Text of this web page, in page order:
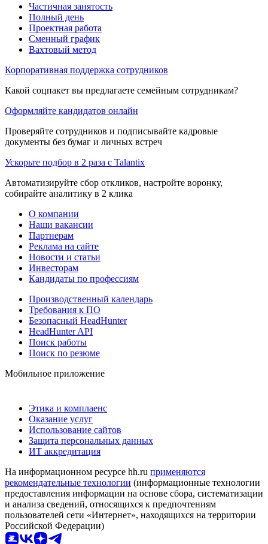
Частичная занятость
Полный день
Проектная работа
Сменный график
Вахтовый метод
Корпоративная поддержка сотрудников
Какой соцпакет вы предлагаете семейным сотрудникам?
Оформляйте кандидатов онлайн
Проверяйте сотрудников и подписывайте кадровые
документы без бумаг и личных встреч
Ускорьте подбор в 2 раза с Talantix
Автоматизируйте сбор откликов, настройте воронку,
собирайте аналитику в 2 клика
О компании
Наши вакансии
Партнерам
Реклама на сайте
Новости и статьи
Инвесторам
Кандидаты по профессиям
Производственный календарь
Требования к ПО
Безопасный HeadHunter
HeadHunter API
Поиск работы
Поиск по резюме
Мобильное приложение
Этика и комплаенс
Оказание услуг
Использование сайтов
Защита персональных данных
ИТ аккредитация
На информационном ресурсе hh.ru применяются
рекомендательные технологии (информационные технологии
предоставления информации на основе сбора, систематизации
и анализа сведений, относящихся к предпочтениям
пользователей сети «Интернет», находящихся на территории
Российской Федерации)